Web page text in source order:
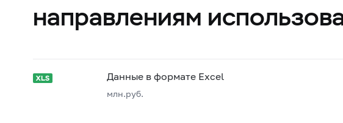
направлениям
Данные в формате Excel
млн.руб.